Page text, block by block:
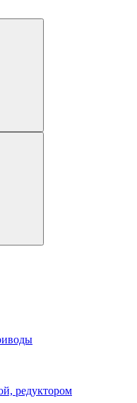
редуктором